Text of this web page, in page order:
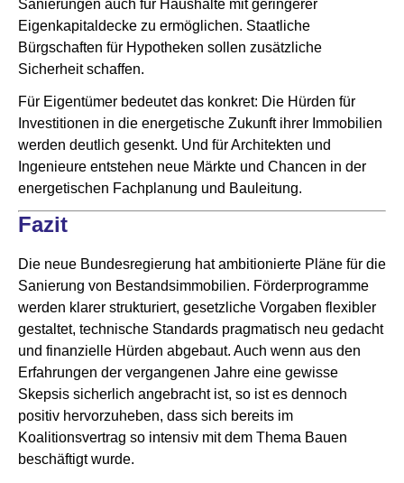
Sanierungen auch für Haushalte mit geringerer
Eigenkapitaldecke zu ermöglichen. Staatliche
Bürgschaften für Hypotheken sollen zusätzliche
Sicherheit schaffen.
Für Eigentümer bedeutet das konkret: Die Hürden für
Investitionen in die energetische Zukunft ihrer Immobilien
werden deutlich gesenkt. Und für Architekten und
Ingenieure entstehen neue Märkte und Chancen in der
energetischen Fachplanung und Bauleitung.
Fazit
Die neue Bundesregierung hat ambitionierte Pläne für die
Sanierung von Bestandsimmobilien. Förderprogramme
werden klarer strukturiert, gesetzliche Vorgaben flexibler
gestaltet, technische Standards pragmatisch neu gedacht
und finanzielle Hürden abgebaut. Auch wenn aus den
Erfahrungen der vergangenen Jahre eine gewisse
Skepsis sicherlich angebracht ist, so ist es dennoch
positiv hervorzuheben, dass sich bereits im
Koalitionsvertrag so intensiv mit dem Thema Bauen
beschäftigt wurde.